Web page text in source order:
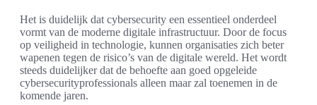
Het is duidelijk dat cybersecurity een essentieel onderdeel
vormt van de moderne digitale infrastructuur. Door de focus
op veiligheid in technologie, kunnen organisaties zich beter
wapenen tegen de risico’s van de digitale wereld. Het wordt
steeds duidelijker dat de behoefte aan goed opgeleide
cybersecurityprofessionals alleen maar zal toenemen in de
komende jaren.